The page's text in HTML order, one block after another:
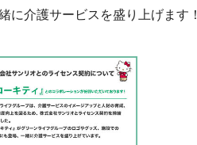
に介護サービスを盛り上げます！